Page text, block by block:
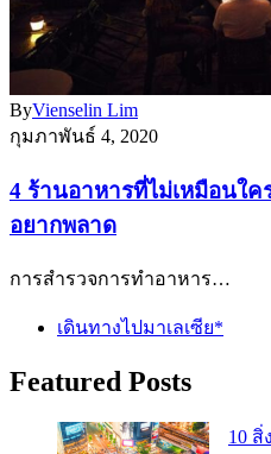
ByVienselin Lim
กุมภาพันธ์ 4, 2020
4 ร้านอาหารที่ไม่เหมือนใ
อยากพลาด
การสำรวจการทำอาหาร…
เดินทางไปมาเลเซีย*
Featured Posts
10 สิ่